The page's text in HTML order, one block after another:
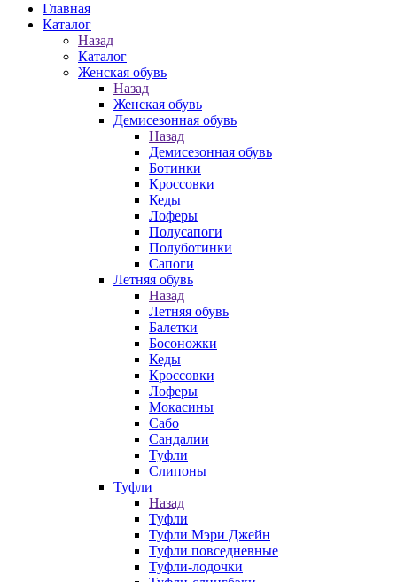
Главная
Каталог
Назад
Каталог
Женская обувь
Назад
Женская обувь
Демисезонная обувь
Назад
Демисезонная обувь
Ботинки
Кроссовки
Кеды
Лоферы
Полусапоги
Полуботинки
Сапоги
Летняя обувь
Назад
Летняя обувь
Балетки
Босоножки
Кеды
Кроссовки
Лоферы
Мокасины
Сабо
Сандалии
Туфли
Слипоны
Туфли
Назад
Туфли
Туфли Мэри Джейн
Туфли повседневные
Туфли-лодочки